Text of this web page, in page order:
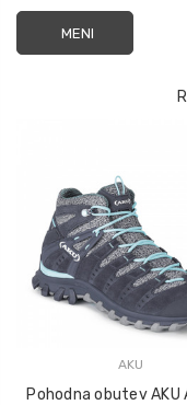
MENI
AKU
Pohodna obutev AKU